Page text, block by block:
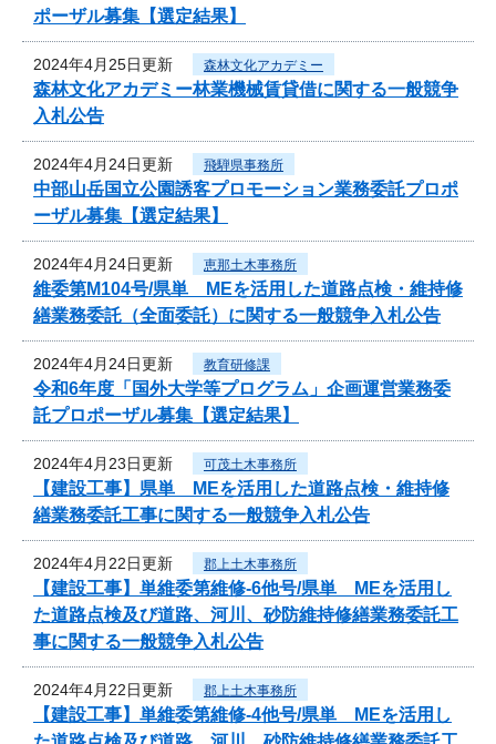
ポーザル募集【選定結果】
2024年4月25日更新 森林文化アカデミー
森林文化アカデミー林業機械賃貸借に関する一般競争
入札公告
2024年4月24日更新 飛騨県事務所
中部山岳国立公園誘客プロモーション業務委託プロポ
ーザル募集【選定結果】
2024年4月24日更新 恵那土木事務所
維委第M104号/県単 MEを活用した道路点検・維持修
繕業務委託（全面委託）に関する一般競争入札公告
2024年4月24日更新 教育研修課
令和6年度「国外大学等プログラム」企画運営業務委
託プロポーザル募集【選定結果】
2024年4月23日更新 可茂土木事務所
【建設工事】県単 MEを活用した道路点検・維持修
繕業務委託工事に関する一般競争入札公告
2024年4月22日更新 郡上土木事務所
【建設工事】単維委第維修‐6他号/県単 MEを活用し
た道路点検及び道路、河川、砂防維持修繕業務委託工
事に関する一般競争入札公告
2024年4月22日更新 郡上土木事務所
【建設工事】単維委第維修‐4他号/県単 MEを活用し